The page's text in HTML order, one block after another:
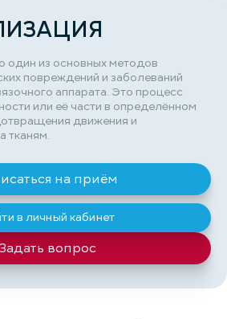
один из основных методов
повреждений и заболеваний
аппарата. Это процесс
или её части в определённом
движения и
тканям.
на приём
в личный кабинет
Задать вопрос